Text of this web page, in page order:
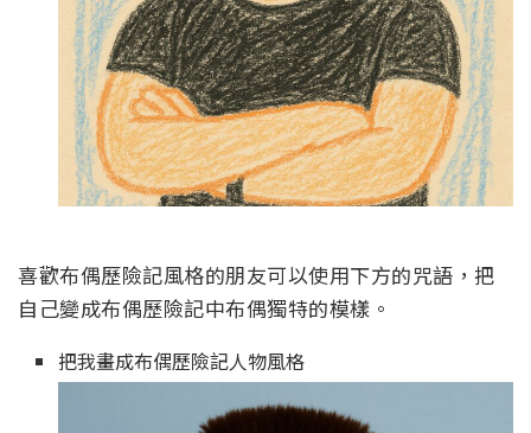
喜歡布偶歷險記風格的朋友可以使用下方的咒語，把
自己變成布偶歷險記中布偶獨特的模樣。
把我畫成布偶歷險記人物風格